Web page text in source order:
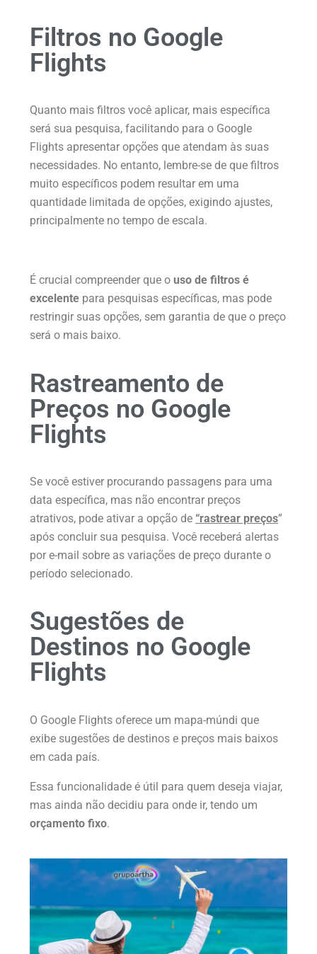
Filtros no Google
Flights
Quanto mais filtros você aplicar, mais específica
será sua pesquisa, facilitando para o Google
Flights apresentar opções que atendam às suas
necessidades. No entanto, lembre-se de que filtros
muito específicos podem resultar em uma
quantidade limitada de opções, exigindo ajustes,
principalmente no tempo de escala.
É crucial compreender que o uso de filtros é
excelente para pesquisas específicas, mas pode
restringir suas opções, sem garantia de que o preço
será o mais baixo.
Rastreamento de
Preços no Google
Flights
Se você estiver procurando passagens para uma
data específica, mas não encontrar preços
atrativos, pode ativar a opção de “rastrear preços”
após concluir sua pesquisa. Você receberá alertas
por e-mail sobre as variações de preço durante o
período selecionado.
Sugestões de
Destinos no Google
Flights
O Google Flights oferece um mapa-múndi que
exibe sugestões de destinos e preços mais baixos
em cada país.
Essa funcionalidade é útil para quem deseja viajar,
mas ainda não decidiu para onde ir, tendo um
orçamento fixo.